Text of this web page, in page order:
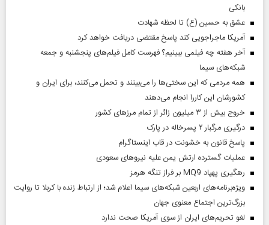
بانکی
عشق به حسین (ع) تا لحظه شهادت
آمریکا ماجراجویی کند پاسخ مقتضی دریافت خواهد کرد
آخر هفته چه فیلمی ببینیم؟ فهرست کامل فیلم‌های پنجشنبه و جمعه
شبکه‌های سیما
همه مردمی که این سختی‌ها را می‌بینند و تحمل می‌کنند، برای ایران و
کشورشان این کاررا انجام می‌دهند
خروج بیش از ۳ میلیون زائر از تمام مرز‌های کشور
درگیری مرگبار ۲ پسرخاله در پارک
پاسخ قانون به خشونت در قاب اینستاگرام
عملیات گسترده ارتش یمن علیه نیروهای سعودی
رهگیری پهپاد MQ9 بر فراز تنگه هرمز
ویژه‌برنامه‌های اربعین شبکه‌های سیما اعلام شد؛ از ارتباط زنده با کربلا تا روایت
بزرگ‌ترین اجتماع معنوی جهان
لغو تحریم‌های ایران از سوی آمریکا صحت ندارد